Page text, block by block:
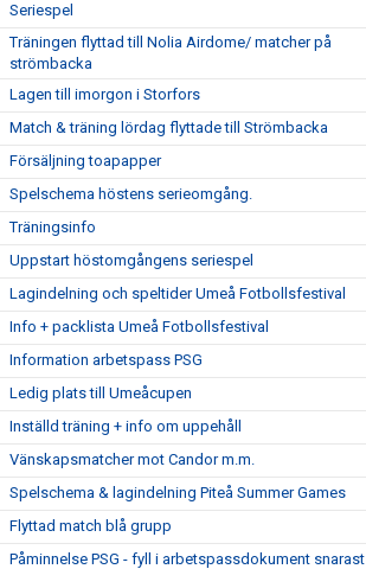
Seriespel
Träningen flyttad till Nolia Airdome/ matcher på
strömbacka
Lagen till imorgon i Storfors
Match & träning lördag flyttade till Strömbacka
Försäljning toapapper
Spelschema höstens serieomgång.
Träningsinfo
Uppstart höstomgångens seriespel
Lagindelning och speltider Umeå Fotbollsfestival
Info + packlista Umeå Fotbollsfestival
Information arbetspass PSG
Ledig plats till Umeåcupen
Inställd träning + info om uppehåll
Vänskapsmatcher mot Candor m.m.
Spelschema & lagindelning Piteå Summer Games
Flyttad match blå grupp
Påminnelse PSG - fyll i arbetspassdokument snarast